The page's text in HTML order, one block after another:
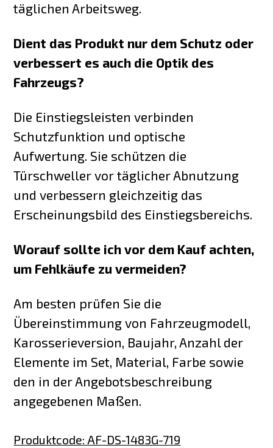
täglichen Arbeitsweg.
Dient das Produkt nur dem Schutz oder
verbessert es auch die Optik des
Fahrzeugs?
Die Einstiegsleisten verbinden
Schutzfunktion und optische
Aufwertung. Sie schützen die
Türschweller vor täglicher Abnutzung
und verbessern gleichzeitig das
Erscheinungsbild des Einstiegsbereichs.
Worauf sollte ich vor dem Kauf achten,
um Fehlkäufe zu vermeiden?
Am besten prüfen Sie die
Übereinstimmung von Fahrzeugmodell,
Karosserieversion, Baujahr, Anzahl der
Elemente im Set, Material, Farbe sowie
den in der Angebotsbeschreibung
angegebenen Maßen.
Produktcode: AF-DS-1483G-719